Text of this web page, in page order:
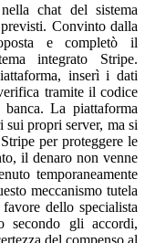
chat del sistema
Convinto dalla
e completò il
integrato Stripe.
inserì i dati
tramite il codice
La piattaforma
propri server, ma si
per proteggere le
il denaro non venne
temporaneamente
meccanismo tutela
dello specialista
secondo gli accordi,
del compenso al